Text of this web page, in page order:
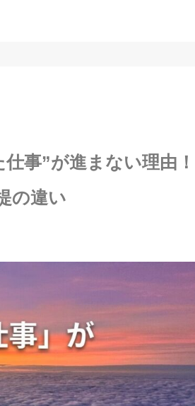
事”が進まない理由！
の違い